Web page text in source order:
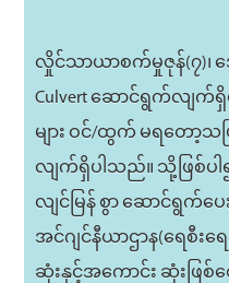
လှိုင်သာယာစက်မှုဇုန်(၇)၊
Culvert ဆောင်ရွက်လျက်
များ ဝင်/ထွက် မရတော့သ
လျက်ရှိပါသည်။ သို့ဖြစ်ပါ
လျင်မြန် စွာ ဆောင်ရွက်ပေ
အင်ဂျင်နီယာဌာန(ရေစီး
ဆုံးနှင့်အကောင်း ဆုံးဖြစ်